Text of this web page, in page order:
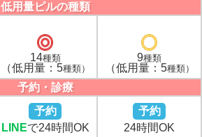
低用量ピルの種類
14種類
（低用量：5種類）
9種類
（低用量：5種類）
予約・診療
予約
LINEで24時間OK
予約
24時間OK